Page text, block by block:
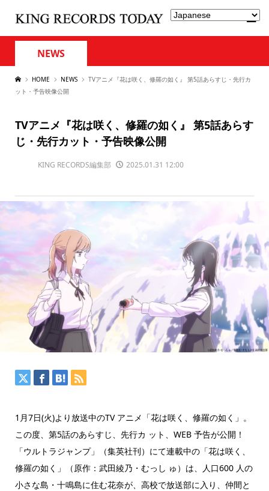
NEWS
HOME NEWS
TVアニメ『花は咲く、修羅の如く』 第5話あらすじ・先行カ
ット・予告映像公開
TVアニメ『花は咲く、修羅の如く』 第5話あらす
じ・先行カット・予告映像公開
KING RECORDS編集部 2025.01.31 12:00
1月7日(火)より放送中のTV アニメ「花は咲く、修羅の如く」。
この度、第5話のあらすじ、先行カ ット、WEB 予告が公開！
「ウルトラジャンプ」（集英社刊）にて連載中の「花は咲く、
修羅の如く」（原作：武田綾乃・むっし ゅ）は、人口600 人の
小さな島・十鳴島に住む花奈が、高校で放送部に入り、仲間と